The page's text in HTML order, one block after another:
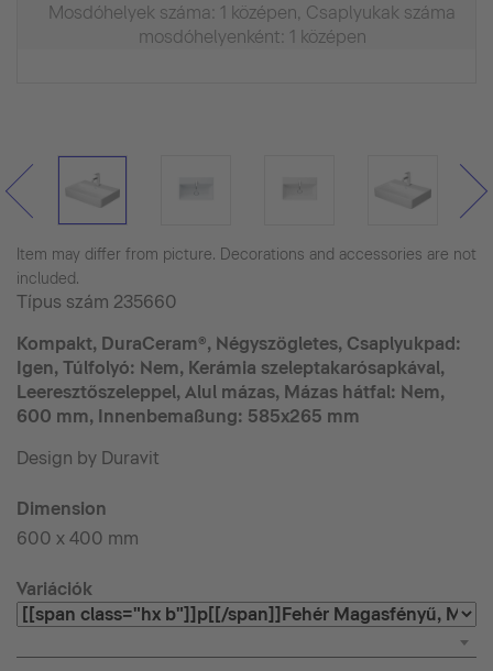
Mosdóhelyek száma: 1 középen, Csaplyukak száma
mosdóhelyenként: 1 középen
Item may differ from picture. Decorations and accessories are not
included.
Típus szám 235660
Kompakt, DuraCeram®, Négyszögletes, Csaplyukpad:
Igen, Túlfolyó: Nem, Kerámia szeleptakarósapkával,
Leeresztőszeleppel, Alul mázas, Mázas hátfal: Nem,
600 mm, Innenbemaßung: 585x265 mm
Design by Duravit
Dimension
600 x 400 mm
Variációk